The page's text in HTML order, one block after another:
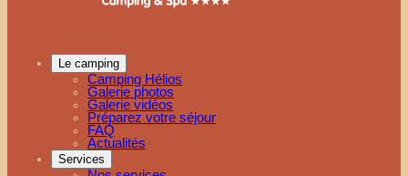
Le camping
Camping Hélios
Galerie photos
Galerie vidéos
Préparez votre séjour
FAQ
Actualités
Services